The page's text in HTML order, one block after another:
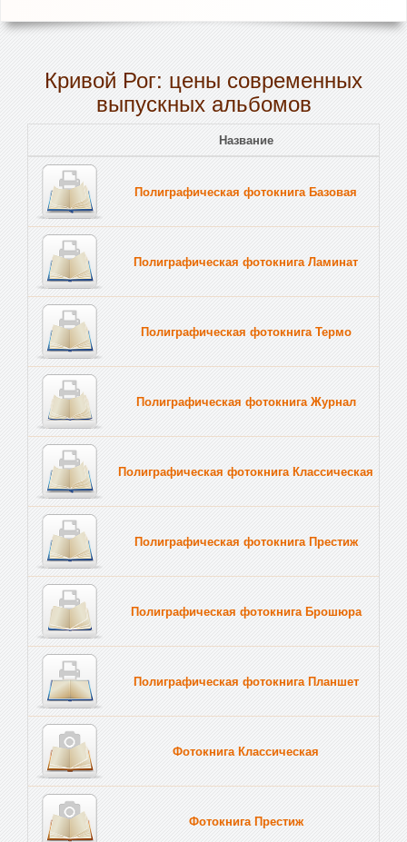
Кривой Рог: цены современных
выпускных альбомов
Название
Полиграфическая фотокнига Базовая
Полиграфическая фотокнига Ламинат
Полиграфическая фотокнига Термо
Полиграфическая фотокнига Журнал
Полиграфическая фотокнига Классическая
Полиграфическая фотокнига Престиж
Полиграфическая фотокнига Брошюра
Полиграфическая фотокнига Планшет
Фотокнига Классическая
Фотокнига Престиж